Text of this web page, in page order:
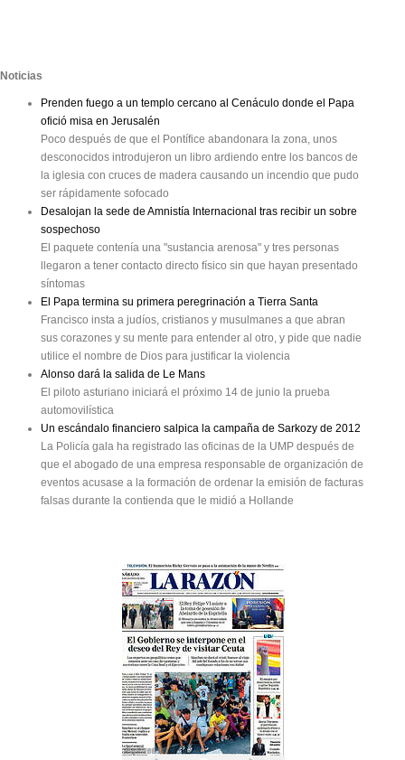
Noticias
Prenden fuego a un templo cercano al Cenáculo donde el Papa
ofició misa en Jerusalén
Poco después de que el Pontífice abandonara la zona, unos
desconocidos introdujeron un libro ardiendo entre los bancos de
la iglesia con cruces de madera causando un incendio que pudo
ser rápidamente sofocado
Desalojan la sede de Amnistía Internacional tras recibir un sobre
sospechoso
El paquete contenía una "sustancia arenosa" y tres personas
llegaron a tener contacto directo físico sin que hayan presentado
síntomas
El Papa termina su primera peregrinación a Tierra Santa
Francisco insta a judíos, cristianos y musulmanes a que abran
sus corazones y su mente para entender al otro, y pide que nadie
utilice el nombre de Dios para justificar la violencia
Alonso dará la salida de Le Mans
El piloto asturiano iniciará el próximo 14 de junio la prueba
automovilística
Un escándalo financiero salpica la campaña de Sarkozy de 2012
La Policía gala ha registrado las oficinas de la UMP después de
que el abogado de una empresa responsable de organización de
eventos acusase a la formación de ordenar la emisión de facturas
falsas durante la contienda que le midió a Hollande